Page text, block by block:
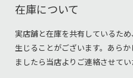
在庫について
実店舗と在庫を共有しているた
生じることがございます。あら
ましたら当店よりご連絡させてい